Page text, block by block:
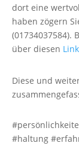
dort eine
haben zögern
(01734037584).
über diesen
Diese und
#haltung